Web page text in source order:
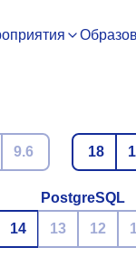
9.6
18
PostgreSQL
14 13 12